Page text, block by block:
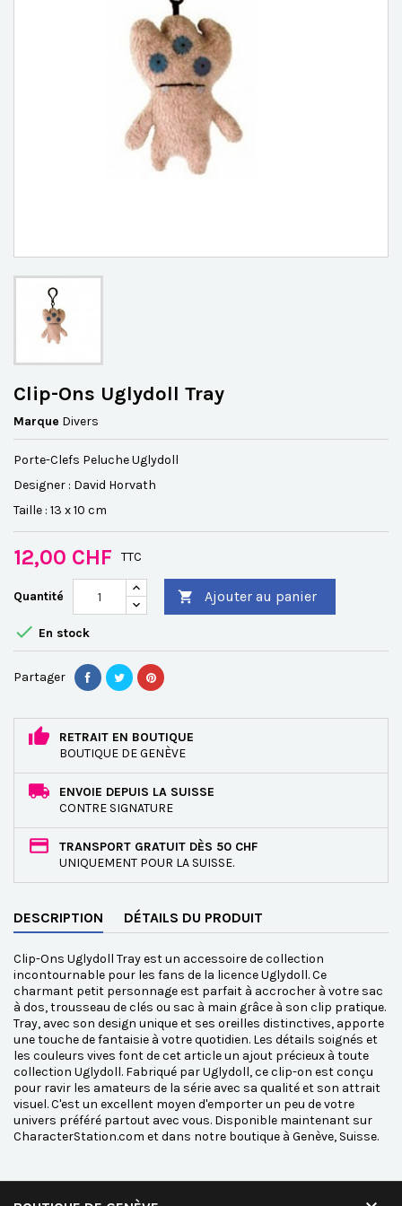
Clip-Ons Uglydoll Tray
Marque Divers
Porte-Clefs Peluche Uglydoll
Designer : David Horvath
Taille : 13 x 10 cm
12,00 CHF TTC
Quantité  Ajouter au panier
 En stock
Partager
RETRAIT EN BOUTIQUE
BOUTIQUE DE GENÈVE
ENVOIE DEPUIS LA SUISSE
CONTRE SIGNATURE
TRANSPORT GRATUIT DÈS 50 CHF
UNIQUEMENT POUR LA SUISSE.
DESCRIPTION DÉTAILS DU PRODUIT
Clip-Ons Uglydoll Tray est un accessoire de collection
incontournable pour les fans de la licence Uglydoll. Ce
charmant petit personnage est parfait à accrocher à votre sac
à dos, trousseau de clés ou sac à main grâce à son clip pratique.
Tray, avec son design unique et ses oreilles distinctives, apporte
une touche de fantaisie à votre quotidien. Les détails soignés et
les couleurs vives font de cet article un ajout précieux à toute
collection Uglydoll. Fabriqué par Uglydoll, ce clip-on est conçu
pour ravir les amateurs de la série avec sa qualité et son attrait
visuel. C'est un excellent moyen d'emporter un peu de votre
univers préféré partout avec vous. Disponible maintenant sur
CharacterStation.com et dans notre boutique à Genève, Suisse.